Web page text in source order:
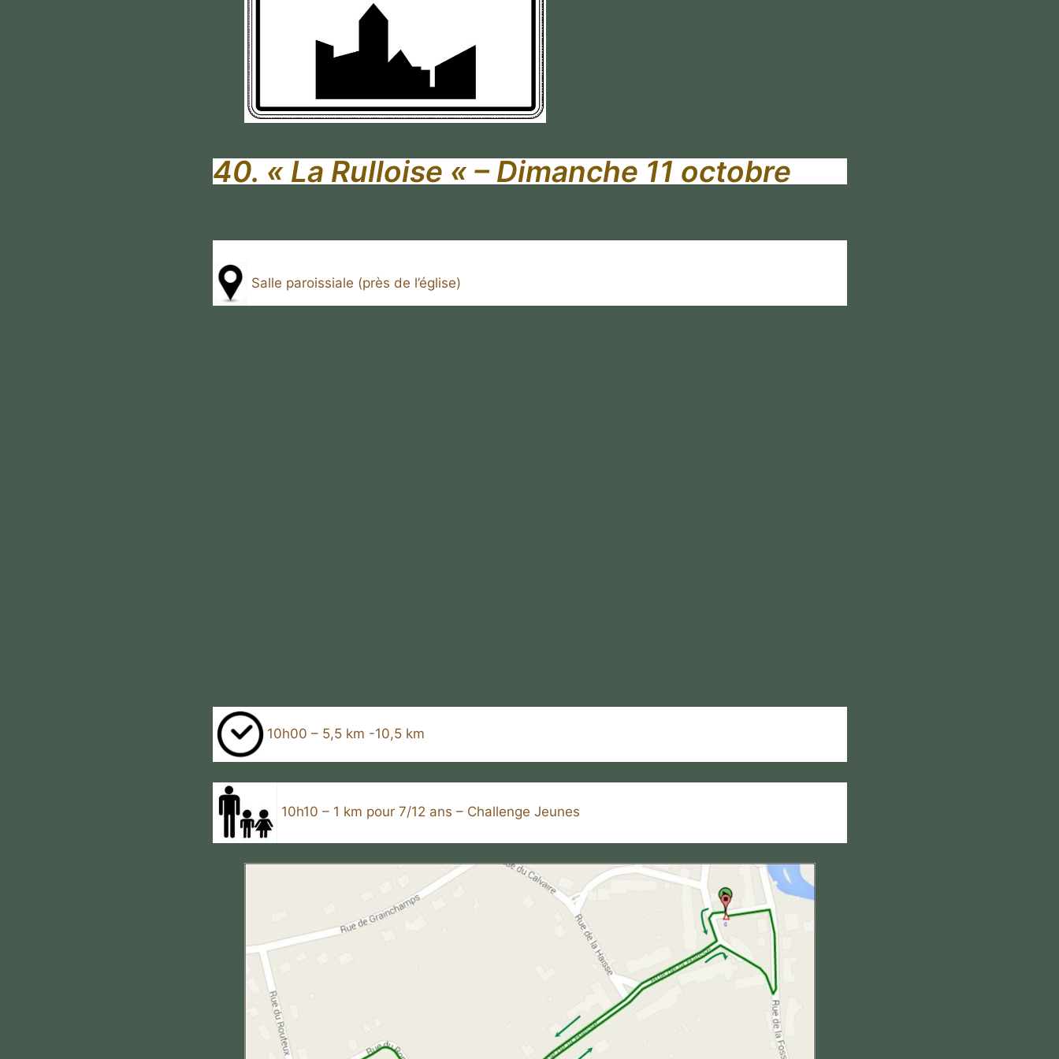
40. « La Rulloise « – Dimanche 11 octobre
Salle paroissiale (près de l’église)
10h00 – 5,5 km -10,5 km
10h10 – 1 km pour 7/12 ans – Challenge Jeunes